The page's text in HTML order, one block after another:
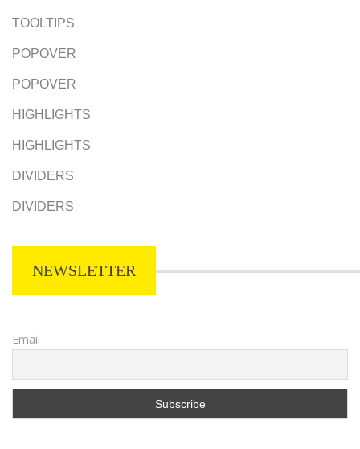
TOOLTIPS
POPOVER
POPOVER
HIGHLIGHTS
HIGHLIGHTS
DIVIDERS
DIVIDERS
NEWSLETTER
Email